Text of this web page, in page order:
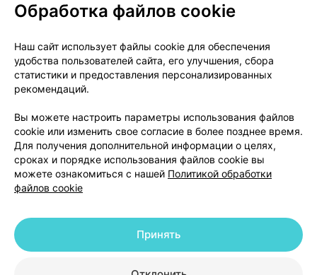
О проекте
Новости проекта
Размещение рекламы
Медицинский маркетинг
Публичный договор
Доставка
Способы оплаты
Вакансии
Партнеры
Написать руководителю 103.by
Написать в поддержку
Персональные настройки Cookie
© 2026 ООО «Артокс Лаб», УНП 191700409 | 220012, Республика Беларусь,
+375 291212755
Обработка файлов cookie
Наш сайт использует файлы cookie для обеспечения
удобства пользователей сайта, его улучшения, сбора
статистики и предоставления персонализированных
рекомендаций.
Вы можете настроить параметры использования файлов
cookie или изменить свое согласие в более позднее время.
Для получения дополнительной информации о целях,
сроках и порядке использования файлов cookie вы
можете ознакомиться с нашей Политикой обработки
файлов cookie
Принять